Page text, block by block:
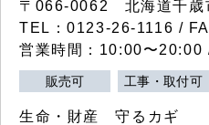
〒066-0062 北海道千歳
TEL：0123-26-1116 /
営業時間：10:00〜20:00
販売可 工事・取付可
生命・財産 守るカギ